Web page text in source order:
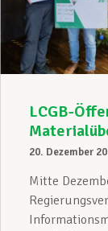
LCGB-
20. Dezember
Mitte